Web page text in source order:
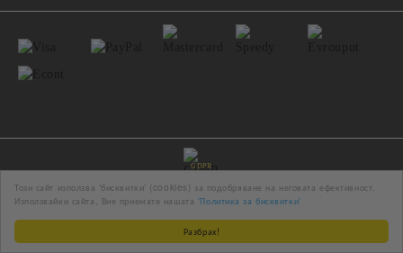
Разбрах!
Този сайт използва 'бисквитки' (cookies) за подобряване на неговата ефективност.
Използвайки сайта, Вие приемате нашата 'Политика за бисквитки'
GDPR
Нашият онлайн магазин е 100% съобразен с GDPR.
Прочетете нашата политика